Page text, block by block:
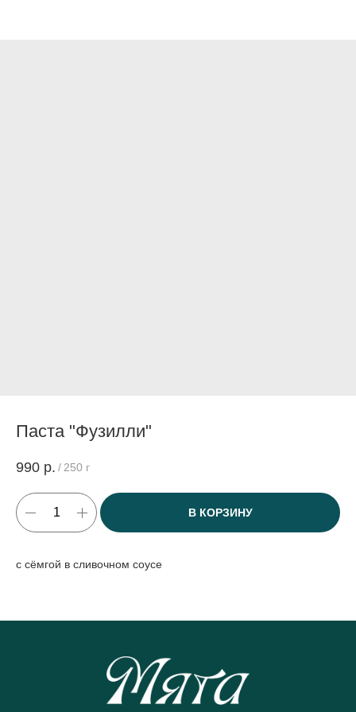
Паста "Фузилли"
990 р. / 250 г
В КОРЗИНУ
с сёмгой в сливочном соусе